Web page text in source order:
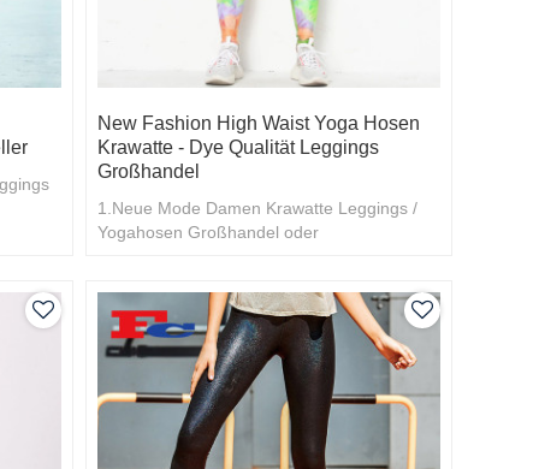
New Fashion High Waist Yoga Hosen
Krawatte - Dye Qualität Leggings
Großhandel
1.Neue Mode Damen Krawatte Leggings /
Yogahosen Großhandel oder